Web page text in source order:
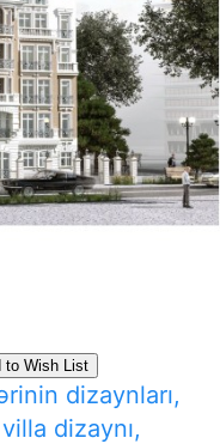
to Wish List
dizaynları,
dizaynı,